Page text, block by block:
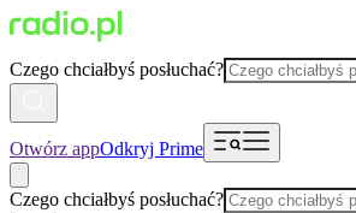
Czego chciałbyś posłuchać?
Otwórz appOdkryj Prime
Czego chciałbyś posłuchać?